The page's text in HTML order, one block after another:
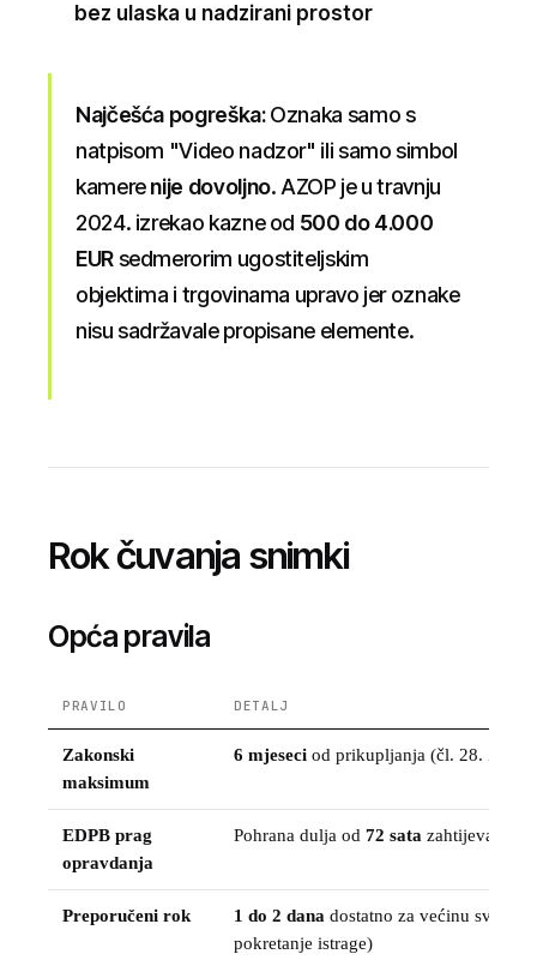
bez ulaska u nadzirani prostor
Najčešća pogreška:Oznaka samo s
natpisom "Video nadzor" ili samo simbol
kamerenije dovoljno. AZOP je u travnju
2024. izrekao kazne od 500 do 4.000
EURsedmerorim ugostiteljskim
objektima i trgovinama upravo jer oznake
nisu sadržavale propisane elemente.
Rok čuvanja snimki
Opća pravila
PRAVILO DETALJ
Zakonski
maksimum
6 mjeseci od prikupljanja (čl. 28.
EDPB prag
opravdanja
Pohrana dulja od 72 sata zahtijeva jaču
Preporučeni rok 1 do 2 dana dostatno za većinu svrha
pokretanje istrage)